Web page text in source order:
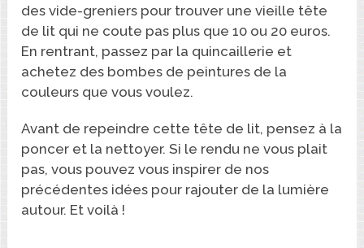
des vide-greniers pour trouver une vieille tête
de lit qui ne coute pas plus que 10 ou 20 euros.
En rentrant, passez par la quincaillerie et
achetez des bombes de peintures de la
couleurs que vous voulez.
Avant de repeindre cette tête de lit, pensez à la
poncer et la nettoyer. Si le rendu ne vous plait
pas, vous pouvez vous inspirer de nos
précédentes idées pour rajouter de la lumière
autour. Et voilà !